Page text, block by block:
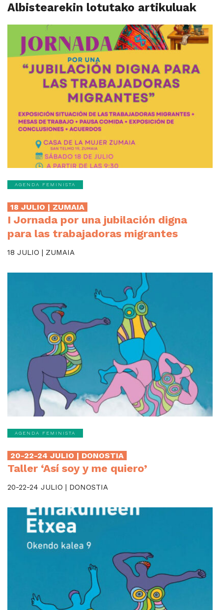
Albistearekin lotutako artikuluak
AGENDA FEMINISTA
18 JULIO | ZUMAIA
I Jornada por una jubilación digna
para las trabajadoras migrantes
18 JULIO | ZUMAIA
AGENDA FEMINISTA
20-22-24 JULIO | DONOSTIA
Taller ‘Así soy y me quiero’
20-22-24 JULIO | DONOSTIA